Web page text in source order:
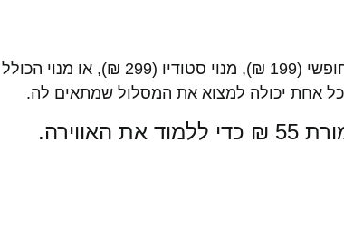
כל אחת יכולה למצוא את המסלול שמתאים לה.